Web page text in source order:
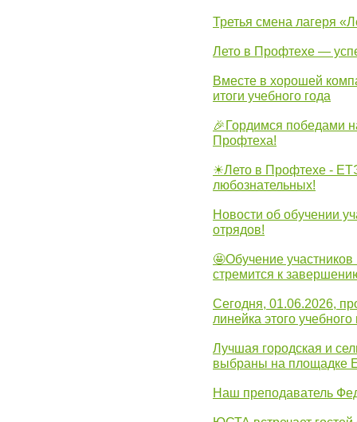
Третья смена лагеря
Лето в Профтехе —
Вместе в хорошей
итоги учебного года
🎉Гордимся победами
Профтеха!
☀Лето в Профтехе -
любознательных!
Новости об обучении
отрядов!
🤩Обучение участников
стремится к
Сегодня, 01.06.2026,
линейка этого учебного
Лучшая городская и
выбраны на площадке
Наш преподаватель